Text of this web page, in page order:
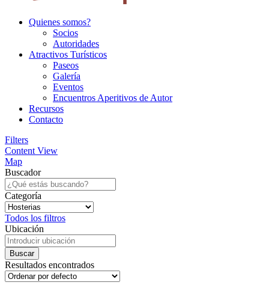
Quienes somos?
Socios
Autoridades
Atractivos Turísticos
Paseos
Galería
Eventos
Encuentros Aperitivos de Autor
Recursos
Contacto
Filters
Content View
Map
Buscador
Categoría
Todos los filtros
Ubicación
Resultados encontrados